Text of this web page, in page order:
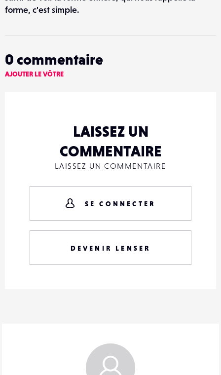
forme, c'est simple.
0 commentaire
AJOUTER LE VÔTRE
LAISSEZ UN
COMMENTAIRE
LAISSEZ UN COMMENTAIRE
SE CONNECTER
DEVENIR LENSER